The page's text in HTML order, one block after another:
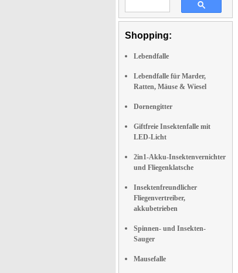
Shopping:
Lebendfalle
Lebendfalle für Marder,
Ratten, Mäuse & Wiesel
Dornengitter
Giftfreie Insektenfalle mit
LED-Licht
2in1-Akku-Insektenvernichter
und Fliegenklatsche
Insektenfreundlicher
Fliegenvertreiber,
akkubetrieben
Spinnen- und Insekten-
Sauger
Mausefalle